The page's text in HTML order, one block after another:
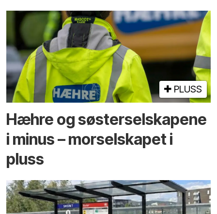
PLUSS
Hæhre og søster­selskapene
i minus – mor­selskapet i
pluss